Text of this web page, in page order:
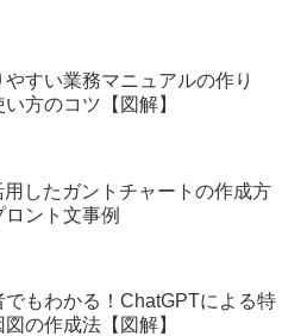
やすい業務マニュアルの作り
方のコツ【図解】
用したガントチャートの作成方
ロント文事例
でもわかる！ChatGPTによる特
の作成法【図解】